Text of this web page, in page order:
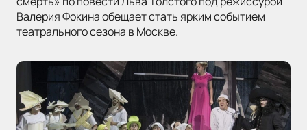
Валерия Фокина обещает стать ярким событием
театрального сезона в Москве.